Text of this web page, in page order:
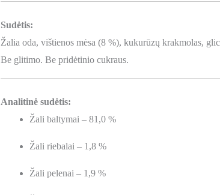
Sudėtis:
Žalia oda, vištienos mėsa (8 %), kukurūzų krakmolas,
Be glitimo. Be pridėtinio cukraus.
Analitinė sudėtis:
Žali baltymai – 81,0 %
Žali riebalai – 1,8 %
Žali pelenai – 1,9 %